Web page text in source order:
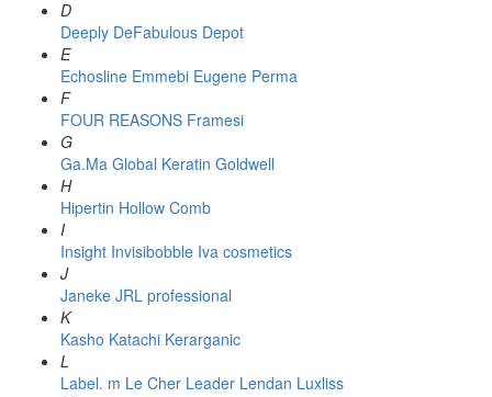
D
Deeply DeFabulous Depot
E
Echosline Emmebi Eugene Perma
F
FOUR REASONS Framesi
G
Ga.Ma Global Keratin Goldwell
H
Hipertin Hollow Comb
I
Insight Invisibobble Iva cosmetics
J
Janeke JRL professional
K
Kasho Katachi Kerarganic
L
Label. m Le Cher Leader Lendan Luxliss